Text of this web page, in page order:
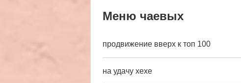
Меню чаевых
продвижение вверх к топ 100
на удачу хехе